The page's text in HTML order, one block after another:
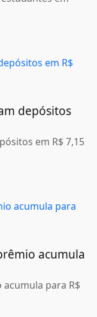
depósitos
em R$ 7,15
acumula
para R$